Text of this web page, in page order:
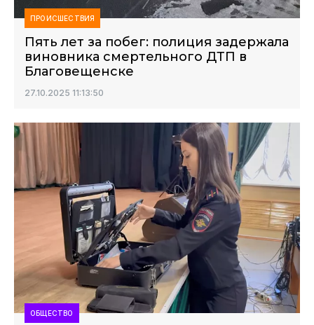
ПРОИСШЕСТВИЯ
Пять лет за побег: полиция задержала
виновника смертельного ДТП в
Благовещенске
27.10.2025 11:13:50
ОБЩЕСТВО